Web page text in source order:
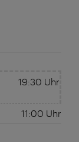
19:30 Uhr
11:00 Uhr